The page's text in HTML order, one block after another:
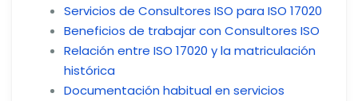
Servicios de Consultores ISO para ISO 17020
Beneficios de trabajar con Consultores ISO
Relación entre ISO 17020 y la matriculación
histórica
Documentación habitual en servicios